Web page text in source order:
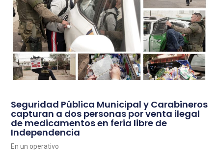
Seguridad Pública Municipal y Carabineros
capturan a dos personas por venta ilegal
de medicamentos en feria libre de
Independencia
En un operativo